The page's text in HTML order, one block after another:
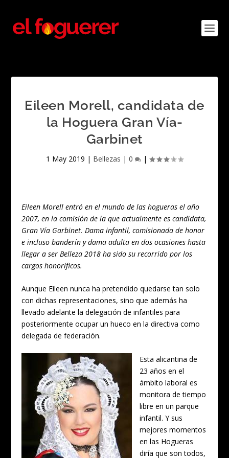
Eileen Morell, candidata de
la Hoguera Gran Vía-
Garbinet
1 May 2019 | Bellezas | 0 |
Eileen Morell entró en el mundo de las hogueras el año
2007, en la comisión de la que actualmente es candidata,
Gran Vía Garbinet. Dama infantil, comisionada de honor
e incluso banderín y dama adulta en dos ocasiones hasta
llegar a ser Belleza 2018 ha sido su recorrido por los
cargos honoríficos.
Aunque Eileen nunca ha pretendido quedarse tan solo
con dichas representaciones, sino que además ha
llevado adelante la delegación de infantiles para
posteriormente ocupar un hueco en la directiva como
delegada de federación.
Esta alicantina de
23 años en el
ámbito laboral es
monitora de tiempo
libre en un parque
infantil. Y sus
mejores momentos
en las Hogueras
diría que son todos,